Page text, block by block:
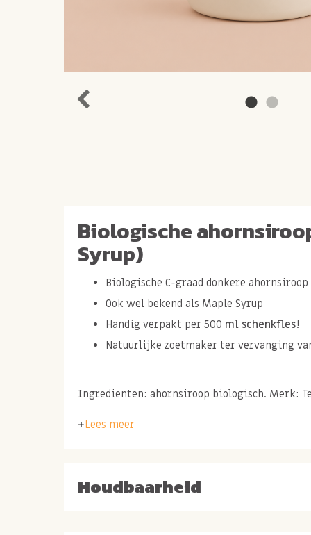
Biologische
Syrup)
Biologische C-graad donkere ahornsiroop
Ook wel bekend als Maple Syrup
Handig verpakt per 500 ml schenkfles!
Natuurlijke zoetmaker ter vervanging
Ingredienten: ahornsiroop biologisch. Merk:
Lees meer
Houdbaarheid